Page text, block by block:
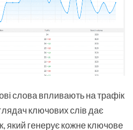
слова впливають на трафік
ключових слів дає
який генерує кожне ключове